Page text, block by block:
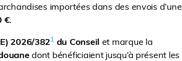
importées dans des envois d’une
€.
2026/3821 du Conseil et marque la
dont bénéficiaient jusqu’à présent les